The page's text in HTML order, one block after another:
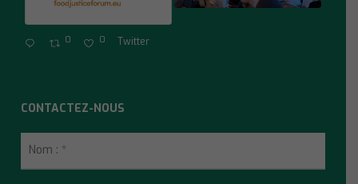
0 0 Twitter
CONTACTEZ-NOUS